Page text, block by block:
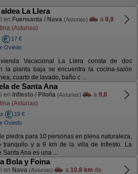
La Llera
en Fuensanta / Nava (Asturias) a 8,9
(Asturias)
17 €
Oviedo
Vacacional La Llera consta de dos
la planta baja se encuentra la cocina-salón
cuarto de lavado, baño c ...
de Santa Ana
en Infiesto / Piloña (Asturias) a 9,8
(Asturias)
19 €
Oviedo
piedra para 10 personas en plena naturaleza,
tranquilo y a 9 km de la villa de Infiesto. La
Santa Ana es una ...
Bola y Foina
en Nava (Asturias) a 10,8 km de